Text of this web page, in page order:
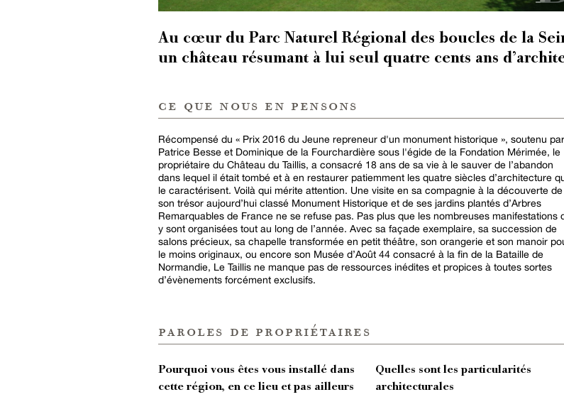
Au cœur du Parc Naturel Régional des boucles de la
un château résumant à lui seul quatre cents ans
ce que nous en pensons
Récompensé du « Prix 2016 du Jeune repreneur d'un monument historique », soutenu par
Patrice Besse et Dominique de la Fourchardière sous l'égide de la Fondation Mérimée, le
propriétaire du Château du Taillis, a consacré 18 ans de sa vie à le sauver de l’abandon
dans lequel il était tombé et à en restaurer patiemment les quatre siècles d’architecture
le caractérisent. Voilà qui mérite attention. Une visite en sa compagnie à la découverte de
son trésor aujourd’hui classé Monument Historique et de ses jardins plantés d’Arbres
Remarquables de France ne se refuse pas. Pas plus que les nombreuses manifestations
y sont organisées tout au long de l’année. Avec sa façade exemplaire, sa succession de
salons précieux, sa chapelle transformée en petit théâtre, son orangerie et son manoir
le moins originaux, ou encore son Musée d’Août 44 consacré à la fin de la Bataille de
Normandie, Le Taillis ne manque pas de ressources inédites et propices à toutes sortes
d’évènements forcément exclusifs.
paroles de propriétaires
Pourquoi vous êtes vous installé dans
cette région, en ce lieu et pas ailleurs
Quelles sont les particularités
architecturales